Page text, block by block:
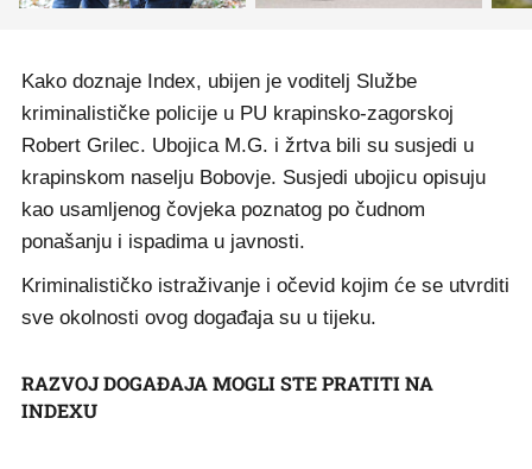
Kako doznaje Index, ubijen je voditelj Službe
kriminalističke policije u PU krapinsko-zagorskoj
Robert Grilec. Ubojica M.G. i žrtva bili su susjedi u
krapinskom naselju Bobovje. Susjedi ubojicu opisuju
kao usamljenog čovjeka poznatog po čudnom
ponašanju i ispadima u javnosti.
Kriminalističko istraživanje i očevid kojim će se utvrditi
sve okolnosti ovog događaja su u tijeku.
RAZVOJ DOGAĐAJA MOGLI STE PRATITI NA
INDEXU